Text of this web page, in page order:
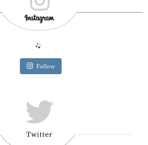
Follow